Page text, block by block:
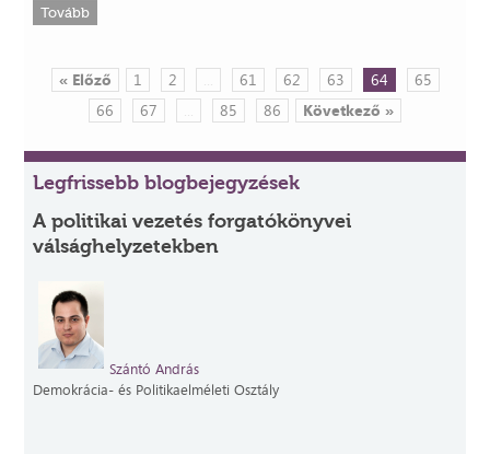
Tovább
« Előző 1 2 ... 61 62 63 64
65
66
67 ... 85 86 Következő »
Legfrissebb blogbejegyzések
A politikai vezetés forgatókönyvei
válsághelyzetekben
Szántó András
Demokrácia- és Politikaelméleti Osztály